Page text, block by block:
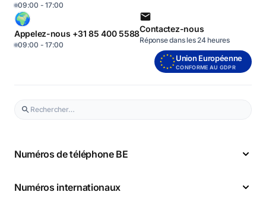
09:00 - 17:00
Appelez-nous +31 85 400 5588
09:00 - 17:00
Contactez-nous
Réponse dans les 24 heures
Union Européenne
CONFORME AU GDPR
Numéros de téléphone BE
Numéros internationaux